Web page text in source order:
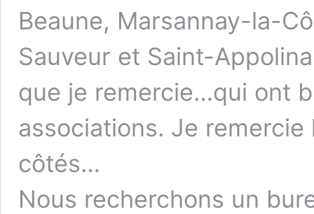
Beaune, Marsannay-la-
Sauveur et Saint-
que je remercie…qui ont
associations. Je
côtés…
Nous recherchons un